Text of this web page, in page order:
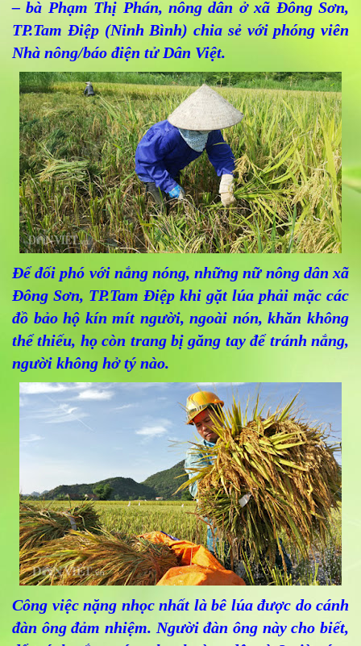
– bà Phạm Thị Phán, nông dân ở xã Đông Sơn,
TP.Tam Điệp (Ninh Bình) chia sẻ với phóng viên
Nhà nông/báo điện tử Dân Việt.
Để đối phó với nắng nóng, những nữ nông dân xã
Đông Sơn, TP.Tam Điệp khi gặt lúa phải mặc các
đồ bảo hộ kín mít người, ngoài nón, khăn không
thể thiếu, họ còn trang bị găng tay để tránh nắng,
người không hở tý nào.
Công việc nặng nhọc nhất là bê lúa được do cánh
đàn ông đảm nhiệm. Người đàn ông này cho biết,